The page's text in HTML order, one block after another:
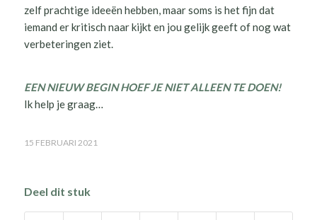
zelf prachtige ideeën hebben, maar soms is het fijn dat
iemand er kritisch naar kijkt en jou gelijk geeft of nog wat
verbeteringen ziet.
EEN NIEUW BEGIN HOEF JE NIET ALLEEN TE DOEN!
Ik help je graag…
15 FEBRUARI 2021
Deel dit stuk